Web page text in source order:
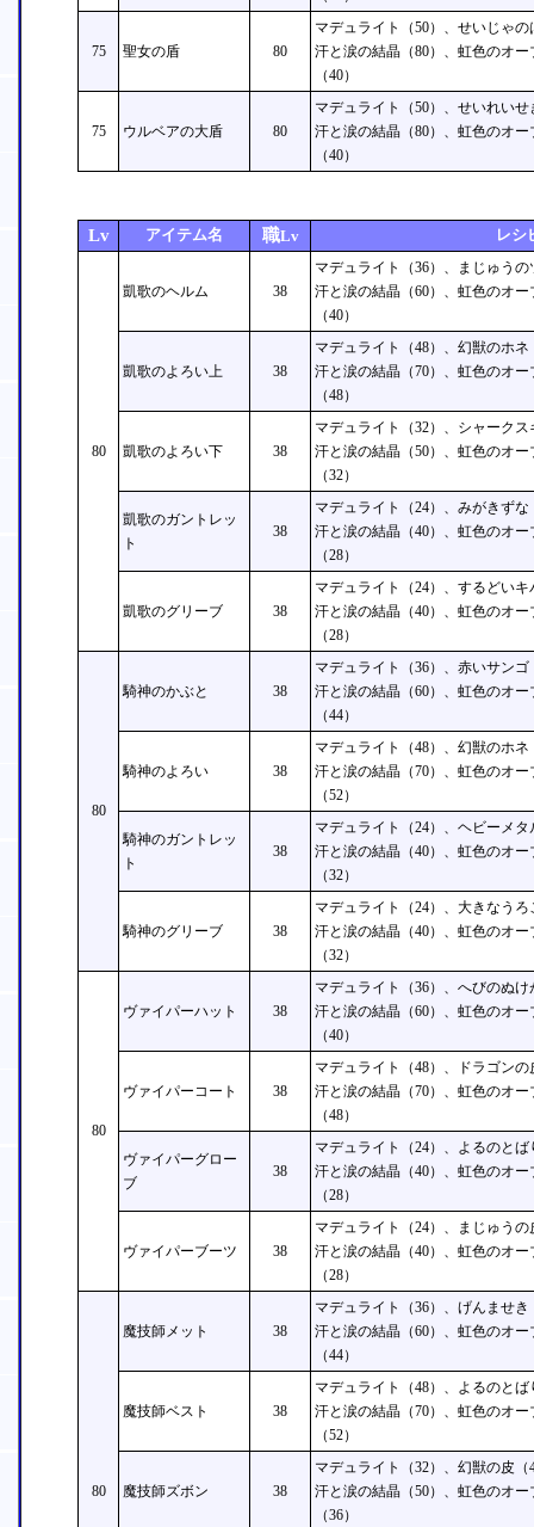
75 聖女の盾 80
マデュライト（50）、せいじゃの
汗と涙の結晶（80）、虹色のオ
（40）
75 ウルベアの大盾 80
マデュライト（50）、せいれいせ
汗と涙の結晶（80）、虹色のオ
（40）
Lv アイテム名 職Lv レシ
80
凱歌のヘルム 38
マデュライト（36）、まじゅうの
汗と涙の結晶（60）、虹色のオ
（40）
凱歌のよろい上 38
マデュライト（48）、幻獣のホネ
汗と涙の結晶（70）、虹色のオ
（48）
凱歌のよろい下 38
マデュライト（32）、シャークス
汗と涙の結晶（50）、虹色のオ
（32）
凱歌のガントレッ
ト
38
マデュライト（24）、みがきずな
汗と涙の結晶（40）、虹色のオ
（28）
凱歌のグリーブ 38
マデュライト（24）、するどいキ
汗と涙の結晶（40）、虹色のオ
（28）
80
騎神のかぶと 38
マデュライト（36）、赤いサンゴ
汗と涙の結晶（60）、虹色のオ
（44）
騎神のよろい 38
マデュライト（48）、幻獣のホネ
汗と涙の結晶（70）、虹色のオ
（52）
騎神のガントレッ
ト
38
マデュライト（24）、ヘビーメタ
汗と涙の結晶（40）、虹色のオ
（32）
騎神のグリーブ 38
マデュライト（24）、大きなうろ
汗と涙の結晶（40）、虹色のオ
（32）
80
ヴァイパーハット 38
マデュライト（36）、へびのぬけ
汗と涙の結晶（60）、虹色のオ
（40）
ヴァイパーコート 38
マデュライト（48）、ドラゴンの
汗と涙の結晶（70）、虹色のオ
（48）
ヴァイパーグロー
ブ
38
マデュライト（24）、よるのとば
汗と涙の結晶（40）、虹色のオ
（28）
ヴァイパーブーツ 38
マデュライト（24）、まじゅうの
汗と涙の結晶（40）、虹色のオ
（28）
80
魔技師メット 38
マデュライト（36）、げんませき
汗と涙の結晶（60）、虹色のオ
（44）
魔技師ベスト 38
マデュライト（48）、よるのとば
汗と涙の結晶（70）、虹色のオ
（52）
魔技師ズボン 38
マデュライト（32）、幻獣の皮（
汗と涙の結晶（50）、虹色のオ
（36）